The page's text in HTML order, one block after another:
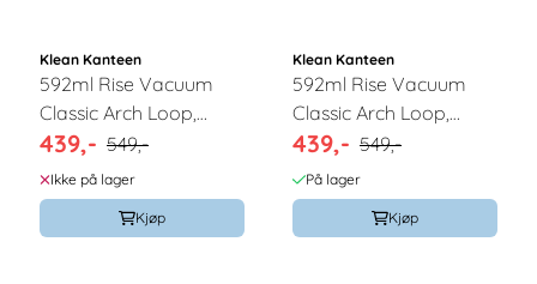
Klean Kanteen
592ml Rise Vacuum
Classic Arch Loop,
Cabbage / Klean
Kanteen
439,- 549,-
Ikke på lager
Kjøp
Klean Kanteen
592ml Rise Vacuum
Classic Arch Loop,
Acacia / Klean
Kanteen
439,- 549,-
På lager
Kjøp